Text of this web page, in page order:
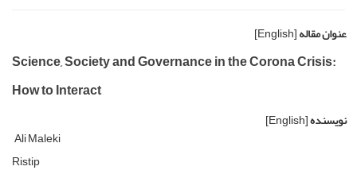
عنوان مقاله[English]
Science, Society and Governance in the Corona Crisis:
How to Interact
نویسنده[English]
Ali Maleki
Ristip